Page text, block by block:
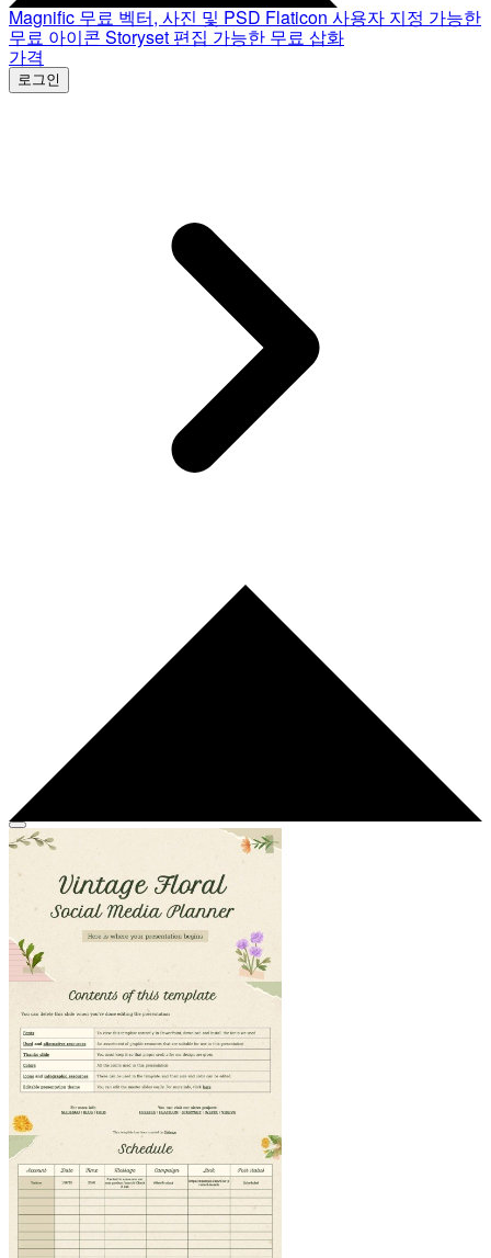
Magnific 무료 벡터, 사진 및 PSD Flaticon 사용자 지정 가능한
무료 아이콘 Storyset 편집 가능한 무료 삽화
가격
로그인